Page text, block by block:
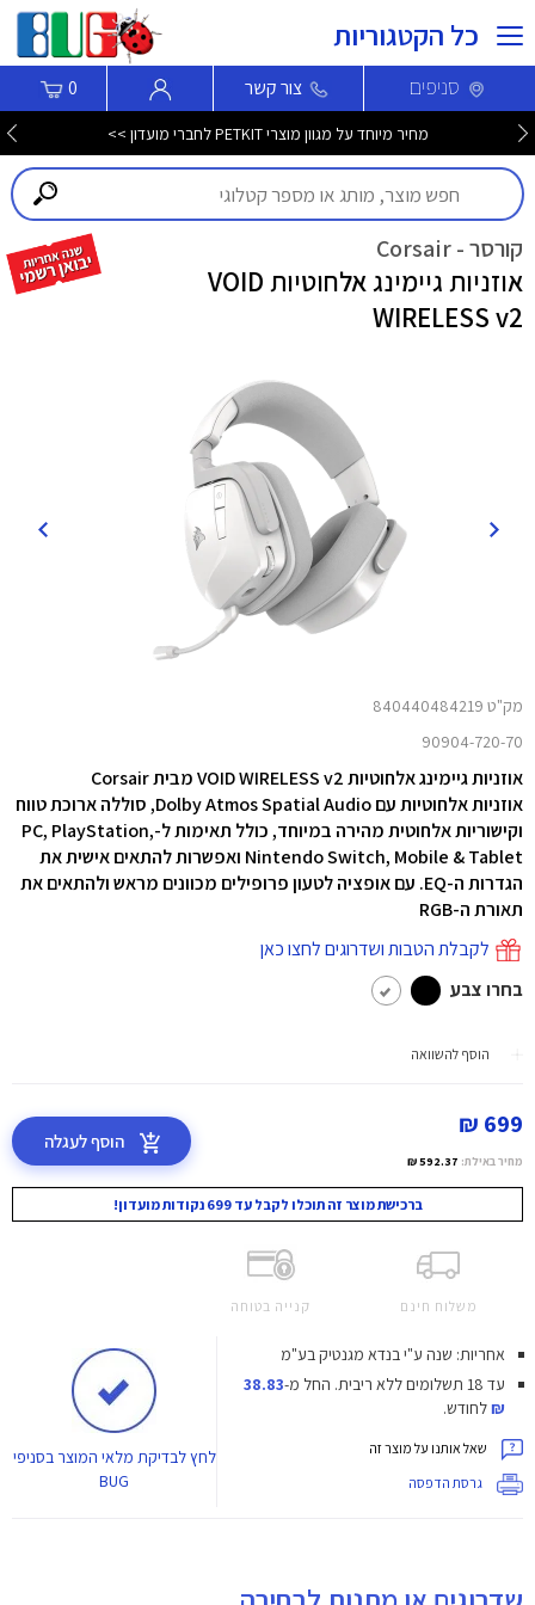
כל הקטגוריות
סניפים צור קשר 0
מחיר מיוחד על מגוון מוצרי PETKIT לחברי מועדון >>
קורסר - Corsair
אוזניות גיימינג אלחוטיות VOID
WIRELESS v2
מק"ט 840440484219
90904-720-70
אוזניות גיימינג אלחוטיות VOID WIRELESS v2 מבית Corsair
אוזניות אלחוטיותעם Dolby Atmos Spatial Audio,
סוללה ארוכת טווח
וקישוריות אלחוטית מהירה במיוחד, כולל
תאימות ל-PC, PlayStation,
Nintendo Switch, Mobile & Tablet ואפשרות להתאים
אישית את
הגדרות ה-EQ. עם אופציה לטעון פרופילים מכוונים מראש ולהתאים את
תאורת ה-RGB
לקבלת הטבות ושדרוגים לחצו כאן
בחרו צבע
הוסף להשוואה
699 ₪
מחיר באילת: 592.37 ₪
הוסף לעגלה
ברכישת מוצר זה תוכלו לקבל עד 699 נקודות מועדון!
משלוח חינם קנייה בטוחה
אחריות: שנה ע"י בנדא מגנטיק בע"מ
עד 18 תשלומים ללא ריבית.
החל מ-38.83
₪לחודש.
שאל אותנו על מוצר זה
גרסת הדפסה
לחץלבדיקת מלאי המוצר בסניפי
BUG